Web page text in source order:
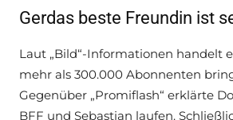
Gerdas beste Freundin ist
Laut „Bild“-Informationen handelt
mehr als 300.000 Abonnenten
Gegenüber „Promiflash“ erklärte
BFF und Sebastian laufen.